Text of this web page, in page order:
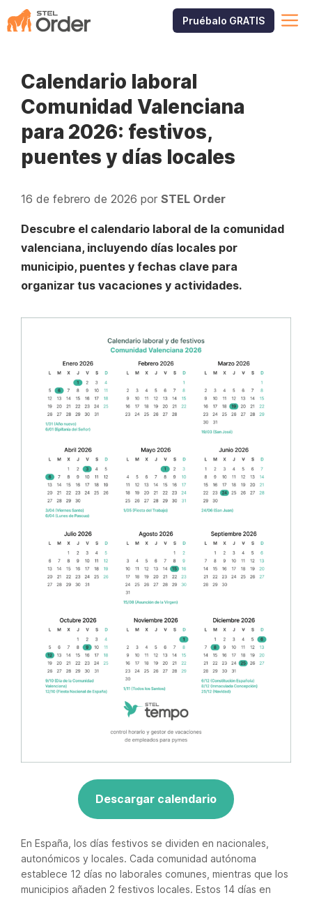
Saltar
al
Pruébalo GRATIS
Calendario laboral
Comunidad Valenciana
para 2026: festivos,
puentes y días locales
16 de febrero de 2026 por STEL Order
Descubre el calendario laboral de la comunidad
valenciana, incluyendo días locales por
municipio, puentes y fechas clave para
organizar tus vacaciones y actividades.
Descargar calendario
En España, los días festivos se dividen en nacionales,
autonómicos y locales. Cada comunidad autónoma
establece 12 días no laborales comunes, mientras que los
municipios añaden 2 festivos locales. Estos 14 días en